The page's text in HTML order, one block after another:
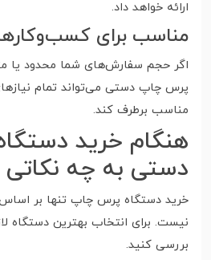
ارائه خواهد داد.
مناسب برای
اگر حجم سفارش‌های شما محدود یا
پرس چاپ دستی می‌تواند تمام
مناسب برطرف کند.
هنگام خرید
دستی به چه
خرید دستگاه پرس چاپ تنها بر
نیست. برای انتخاب بهترین دستگاه
بررسی کنید.